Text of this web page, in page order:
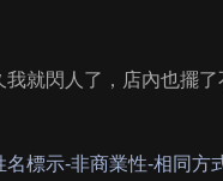
就閃人了，店內也擺
名標示-非商業性-相同方